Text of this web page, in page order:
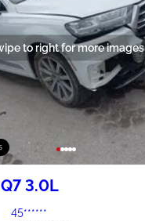
to right for more images
3.0L
45******